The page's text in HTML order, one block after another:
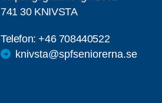
741 30 KNIVSTA
Telefon:+46 708440522
knivsta@spfseniorerna.se